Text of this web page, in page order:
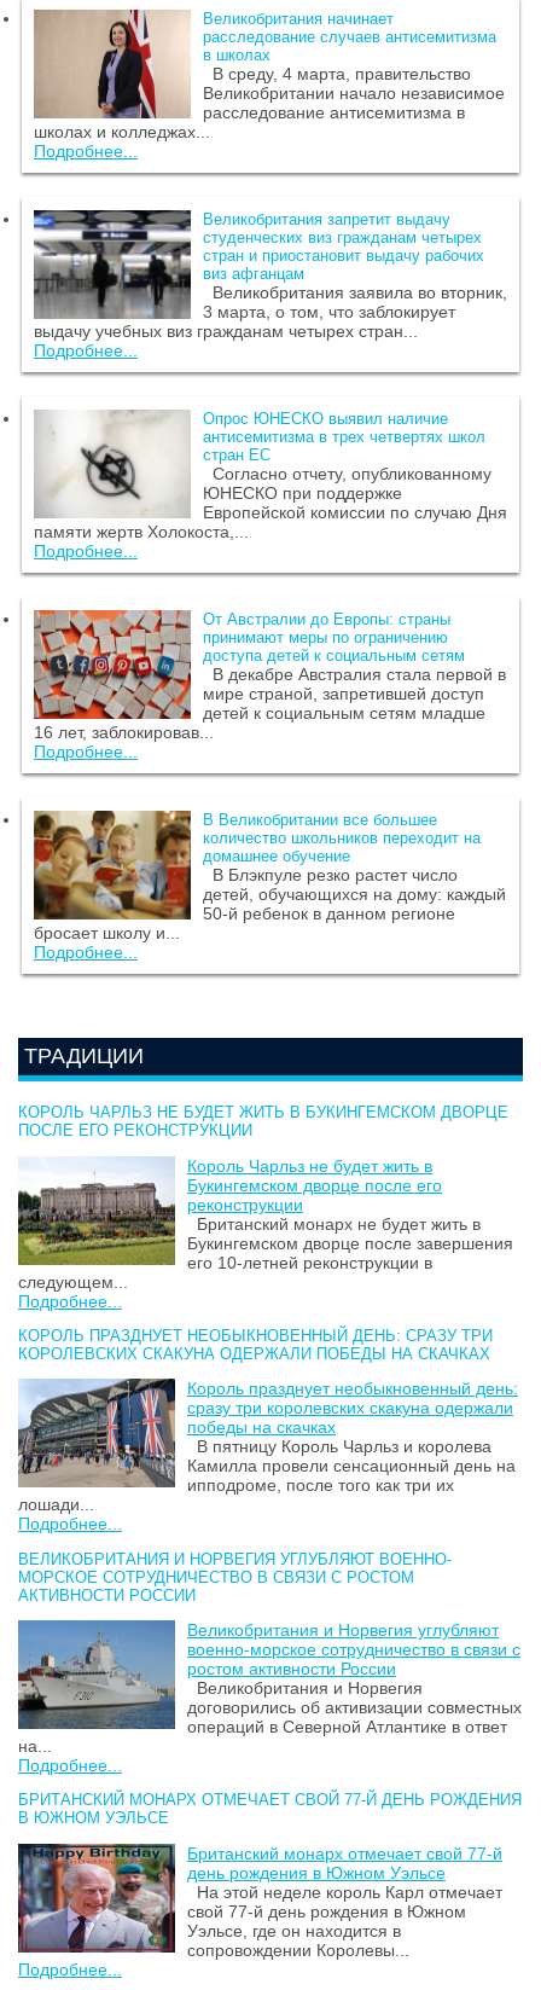
Великобритания начинает
расследование случаев антисемитизма
в школах
В среду, 4 марта, правительство
Великобритании начало независимое
расследование антисемитизма в
школах и колледжах...
Подробнее...
Великобритания запретит выдачу
студенческих виз гражданам четырех
стран и приостановит выдачу рабочих
виз афганцам
Великобритания заявила во вторник,
3 марта, о том, что заблокирует
выдачу учебных виз гражданам четырех стран...
Подробнее...
Опрос ЮНЕСКО выявил наличие
антисемитизма в трех четвертях школ
стран ЕС
Согласно отчету, опубликованному
ЮНЕСКО при поддержке
Европейской комиссии по случаю Дня
памяти жертв Холокоста,...
Подробнее...
От Австралии до Европы: страны
принимают меры по ограничению
доступа детей к социальным сетям
В декабре Австралия стала первой в
мире страной, запретившей доступ
детей к социальным сетям младше
16 лет, заблокировав...
Подробнее...
В Великобритании все большее
количество школьников переходит на
домашнее обучение
В Блэкпуле резко растет число
детей, обучающихся на дому: каждый
50-й ребенок в данном регионе
бросает школу и...
Подробнее...
ТРАДИЦИИ
КОРОЛЬ ЧАРЛЬЗ НЕ БУДЕТ ЖИТЬ В БУКИНГЕМСКОМ ДВОРЦЕ
ПОСЛЕ ЕГО РЕКОНСТРУКЦИИ
Король Чарльз не будет жить в
Букингемском дворце после его
реконструкции
Британский монарх не будет жить в
Букингемском дворце после завершения
его 10-летней реконструкции в
следующем...
Подробнее...
КОРОЛЬ ПРАЗДНУЕТ НЕОБЫКНОВЕННЫЙ ДЕНЬ: СРАЗУ ТРИ
КОРОЛЕВСКИХ СКАКУНА ОДЕРЖАЛИ ПОБЕДЫ НА СКАЧКАХ
Король празднует необыкновенный день:
сразу три королевских скакуна одержали
победы на скачках
В пятницу Король Чарльз и королева
Камилла провели сенсационный день на
ипподроме, после того как три их
лошади...
Подробнее...
ВЕЛИКОБРИТАНИЯ И НОРВЕГИЯ УГЛУБЛЯЮТ ВОЕННО-
МОРСКОЕ СОТРУДНИЧЕСТВО В СВЯЗИ С РОСТОМ
АКТИВНОСТИ РОССИИ
Великобритания и Норвегия углубляют
военно-морское сотрудничество в связи с
ростом активности России
Великобритания и Норвегия
договорились об активизации совместных
операций в Северной Атлантике в ответ
на...
Подробнее...
БРИТАНСКИЙ МОНАРХ ОТМЕЧАЕТ СВОЙ 77-Й ДЕНЬ РОЖДЕНИЯ
В ЮЖНОМ УЭЛЬСЕ
Британский монарх отмечает свой 77-й
день рождения в Южном Уэльсе
На этой неделе король Карл отмечает
свой 77-й день рождения в Южном
Уэльсе, где он находится в
сопровождении Королевы...
Подробнее...